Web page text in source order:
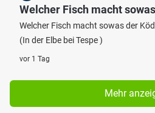
Welcher Fisch macht
Welcher Fisch macht sowas der
(In der Elbe bei Tespe )
vor 1 Tag
Mehr